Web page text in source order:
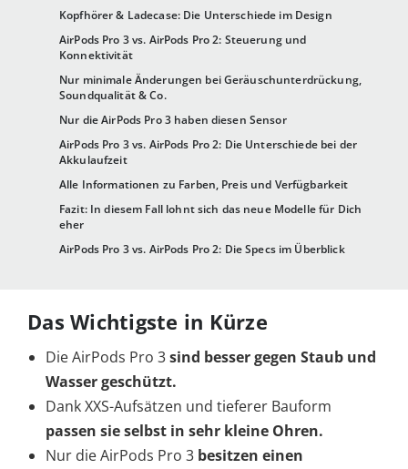
Kopfhörer & Ladecase: Die Unterschiede im Design
AirPods Pro 3 vs. AirPods Pro 2: Steuerung und
Konnektivität
Nur minimale Änderungen bei Geräuschunterdrückung,
Soundqualität & Co.
Nur die AirPods Pro 3 haben diesen Sensor
AirPods Pro 3 vs. AirPods Pro 2: Die Unterschiede bei der
Akkulaufzeit
Alle Informationen zu Farben, Preis und Verfügbarkeit
Fazit: In diesem Fall lohnt sich das neue Modelle für Dich
eher
AirPods Pro 3 vs. AirPods Pro 2: Die Specs im Überblick
Das Wichtigste in Kürze
Die AirPods Pro 3sind besser gegen Staub und
Wasser geschützt.
Dank XXS-Aufsätzen und tieferer Bauform
passen sie selbst in sehr kleine Ohren.
Nur die AirPods Pro 3 besitzen einen